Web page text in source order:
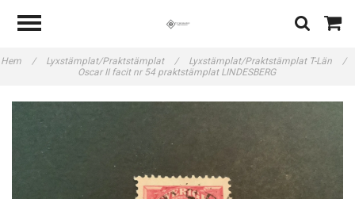
Hem / Lyxstämplat/Praktstämplat / Lyxstämplat/Praktstämplat T-Län
/
Oscar II facit nr 54 praktstämplat LINDESBERG